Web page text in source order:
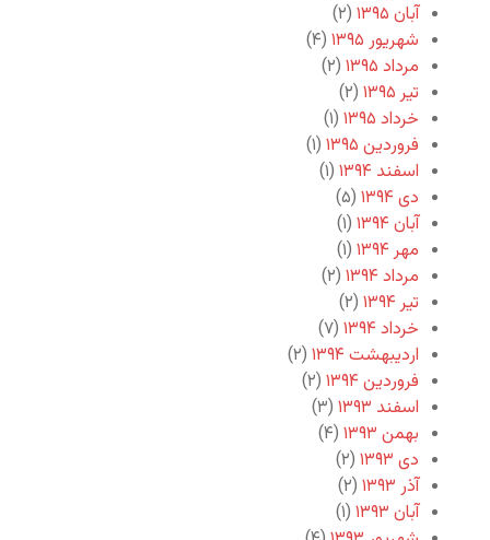
آبان ۱۳۹۵
(۲)
شهریور ۱۳۹۵
(۴)
مرداد ۱۳۹۵
(۲)
تیر ۱۳۹۵
(۲)
خرداد ۱۳۹۵
(۱)
فروردین ۱۳۹۵
(۱)
اسفند ۱۳۹۴
(۱)
دی ۱۳۹۴
(۵)
آبان ۱۳۹۴
(۱)
مهر ۱۳۹۴
(۱)
مرداد ۱۳۹۴
(۲)
تیر ۱۳۹۴
(۲)
خرداد ۱۳۹۴
(۷)
اردیبهشت ۱۳۹۴
(۲)
فروردین ۱۳۹۴
(۲)
اسفند ۱۳۹۳
(۳)
بهمن ۱۳۹۳
(۴)
دی ۱۳۹۳
(۲)
آذر ۱۳۹۳
(۲)
آبان ۱۳۹۳
(۱)